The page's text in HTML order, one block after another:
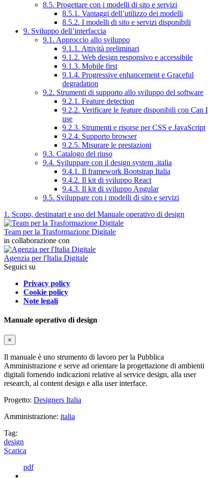
8.5. Progettare con i modelli di sito e servizi
8.5.1. Vantaggi dell’utilizzo dei modelli
8.5.2. I modelli di sito e servizi disponibili
9. Sviluppo dell’interfaccia
9.1. Approccio allo sviluppo
9.1.1. Attività preliminari
9.1.2. Web design responsivo e accessibile
9.1.3. Mobile first
9.1.4. Progressive enhancement e Graceful
degradation
9.2. Strumenti di supporto allo sviluppo del software
9.2.1. Feature detection
9.2.2. Verificare le feature disponibili con Can I
use
9.2.3. Strumenti e risorse per CSS e JavaScript
9.2.4. Supporto browser
9.2.5. Misurare le prestazioni
9.3. Catalogo del riuso
9.4. Sviluppare con il design system .italia
9.4.1. Il framework Bootstrap Italia
9.4.2. Il kit di sviluppo React
9.4.3. Il kit di sviluppo Angular
9.5. Sviluppare con i modelli di sito e servizi
1. Scopo, destinatari e uso del Manuale operativo di design
Team per la Trasformazione Digitale
in collaborazione con
Agenzia per l'Italia Digitale
Seguici su
Privacy policy
Cookie policy
Note legali
Manuale operativo di design
×
Il manuale è uno strumento di lavoro per la Pubblica
Amministrazione e serve ad orientare la progettazione di ambienti
digitali fornendo indicazioni relative al service design, alla user
research, al content design e alla user interface.
Progetto: Designers Italia
Amministrazione: italia
Tag:
design
Scarica
pdf